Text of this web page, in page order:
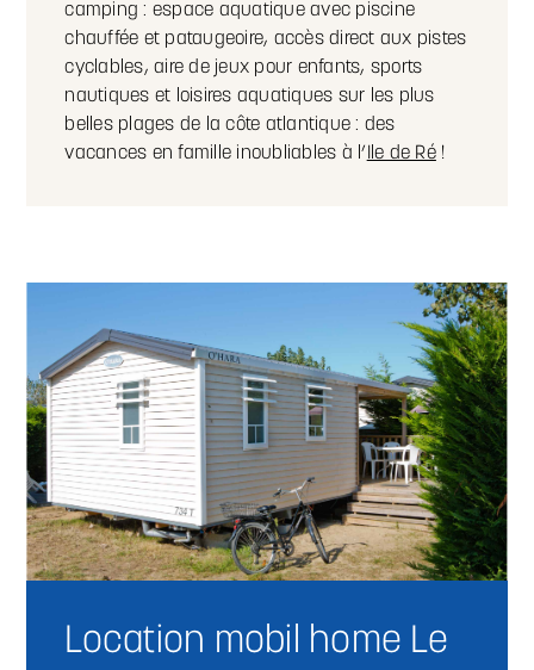
camping : espace aquatique avec piscine
chauffée et pataugeoire, accès direct aux pistes
cyclables, aire de jeux pour enfants, sports
nautiques et loisires aquatiques sur les plus
belles plages de la côte atlantique : des
vacances en famille inoubliables à l’Ile de Ré!
Location mobil home Le